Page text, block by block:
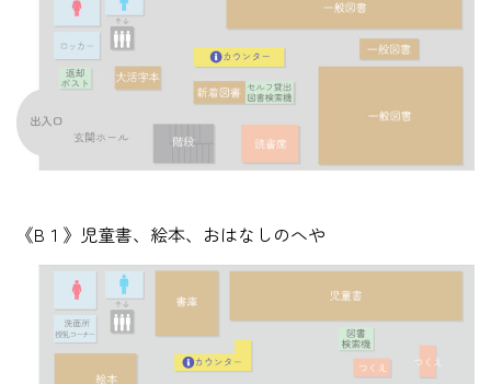
《B１》児童書、絵本、おはなしのへや